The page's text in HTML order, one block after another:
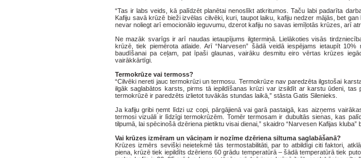
“Tas ir labs veids, kā palīdzēt planētai nenoslīkt atkritumos. Taču labi padarīta
Kafiju savā krūzē bieži izvēlas cilvēki, kuri, taupot laiku, kafiju nedzer mājās, bet
nevar noliegt arī emocionālo ieguvumu, dzerot kafiju no savas iemīļotās krūzes, arī
Ne mazāk svarīgs ir arī naudas ietaupījums ilgtermiņā. Lielākoties visās
krūzē, tiek piemērota atlaide. Arī “Narvesen” šādā veidā iespējams ietaupīt
baudīšanai pa ceļam, pat īpaši glaunas, vairāku desmitu eiro vērtas krūzes
vairākkārtīgi.
Termokrūze vai termoss?
“Cilvēki nereti jauc termokrūzi un termosu. Termokrūze nav paredzēta ilgstošai
ilgāk saglabātos karsts, pirms tā iepildīšanas krūzi var izsildīt ar karstu ūdeni, tas
termokrūzē ir paredzēts izlietot tuvākās stundas laikā,” stāsta Gatis Silenieks.
Ja kafiju gribi ņemt līdzi uz copi, pārgājienā vai garā pastaigā, kas aizņems
termosi vizuāli ir līdzīgi termokrūzēm. Tomēr termosam ir dubultās sienas, kas
tilpumā, lai spēcinošā dzēriena pietiktu visai dienai,” skaidro “Narvesen Kafijas kluba”
Vai krūzes izmēram un vāciņam ir nozīme dzēriena siltuma saglabāšanā?
Krūzes izmērs sevišķi neietekmē tās termostabilitāti, par to atbildīgi citi faktori,
piena, krūzē tiek iepildīts dzēriens 60 grādu temperatūrā – šādā temperatūrā tiek